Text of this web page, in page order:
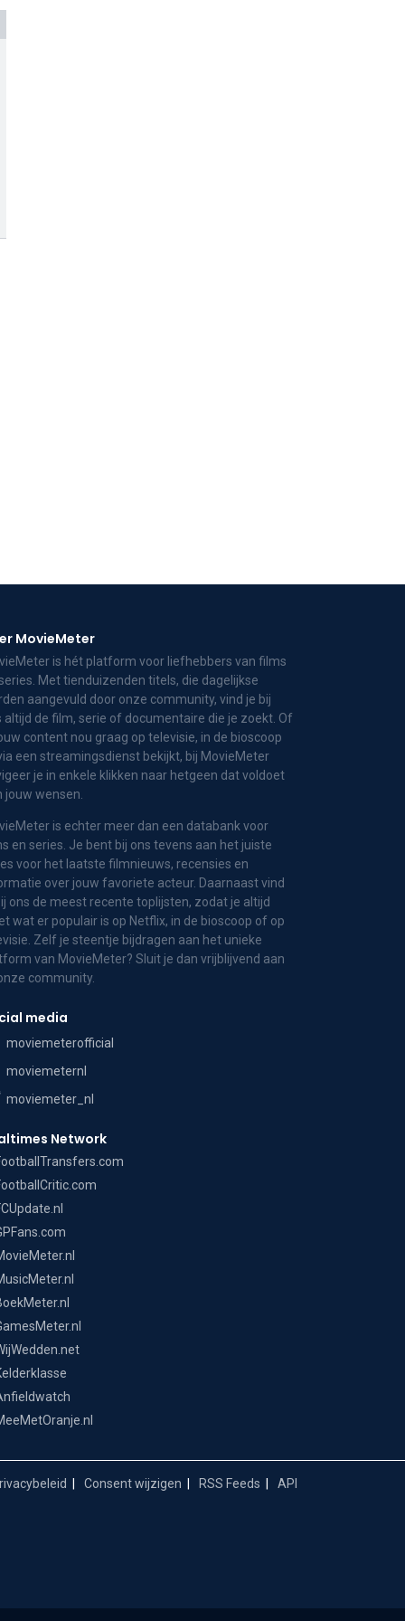
MovieMeter
is hét platform voor liefhebbers van films
Met tienduizenden titels, die dagelijkse
aangevuld door onze community, vind je bij
altijd de film, serie of documentaire die je zoekt. Of
content nou graag op televisie, in de bioscoop
een streamingsdienst bekijkt, bij MovieMeter
je in enkele klikken naar hetgeen dat voldoet
jouw wensen.
is echter meer dan een databank voor
en series. Je bent bij ons tevens aan het juiste
voor het laatste filmnieuws, recensies en
over jouw favoriete acteur. Daarnaast vind
ons de meest recente toplijsten, zodat je altijd
wat er populair is op Netflix, in de bioscoop of op
Zelf je steentje bijdragen aan het unieke
van MovieMeter? Sluit je dan vrijblijvend aan
community.
media
moviemeterofficial
moviemeternl
moviemeter_nl
Network
Consent wijzigen RSS Feeds API